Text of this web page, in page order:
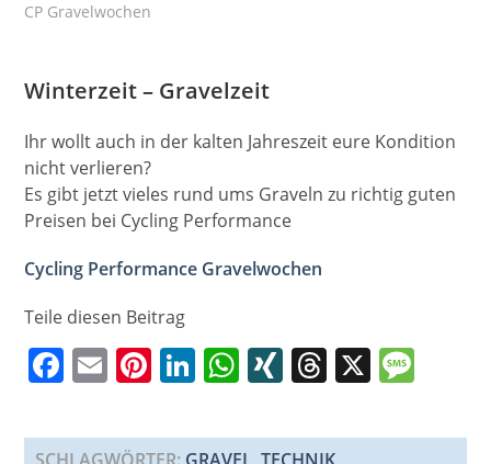
CP Gravelwochen
Winterzeit – Gravelzeit
Ihr wollt auch in der kalten Jahreszeit eure Kondition
nicht verlieren?
Es gibt jetzt vieles rund ums Graveln zu richtig guten
Preisen bei Cycling Performance
Cycling Performance Gravelwochen
Teile diesen Beitrag
F
c
E
ai
Pi
er
Li
k
W
at
XI
G
T
re
X
ss